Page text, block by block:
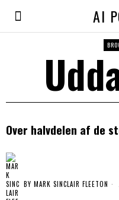
AI
Over halvdelen af de
BY MARK SINCLAIR FLEETON